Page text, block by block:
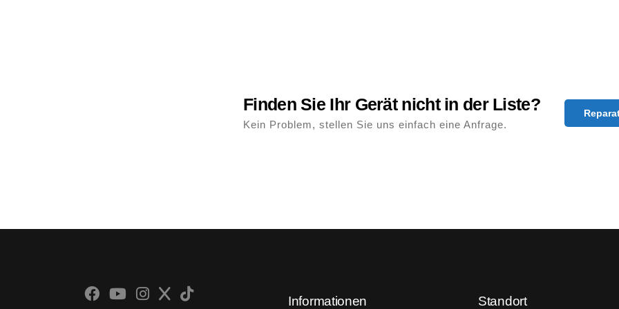
Finden Sie Ihr Gerät nicht in der Liste?
Kein Problem, stellen Sie uns einfach eine Anfrage.
Informationen Standort